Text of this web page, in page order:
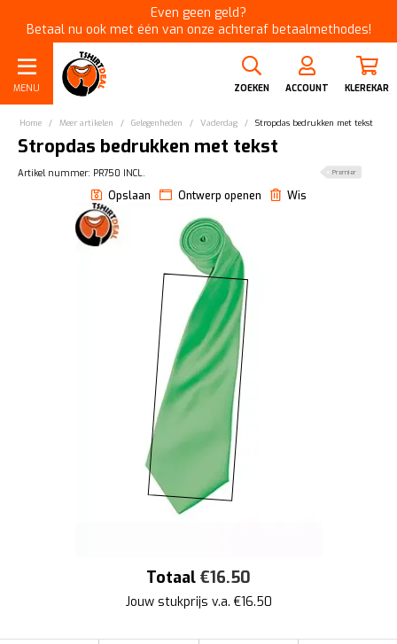
Even geen geld?
Betaal nu ook met één van onze achteraf betaalmethodes!
MENU ZOEKEN ACCOUNT KLEREKAR
Home / Meer artikelen / Gelegenheden / Vaderdag / Stropdas bedrukken met tekst
Stropdas bedrukken met tekst
Premier
Artikel nummer: PR750 INCL.
Opslaan Ontwerp openen Wis
Totaal €16.50
Jouw stukprijs v.a. €16.50